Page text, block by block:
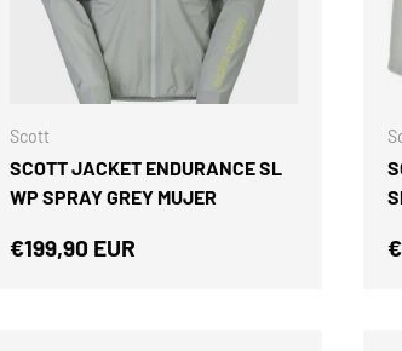
Scott
SCOTT JACKET ENDURANCE SL
WP SPRAY GREY MUJER
Precio normal
€199,90 EUR